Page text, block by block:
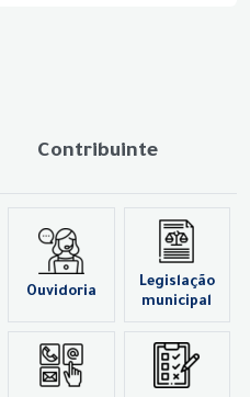
Contribuinte
Ouvidoria
Legislação
municipal